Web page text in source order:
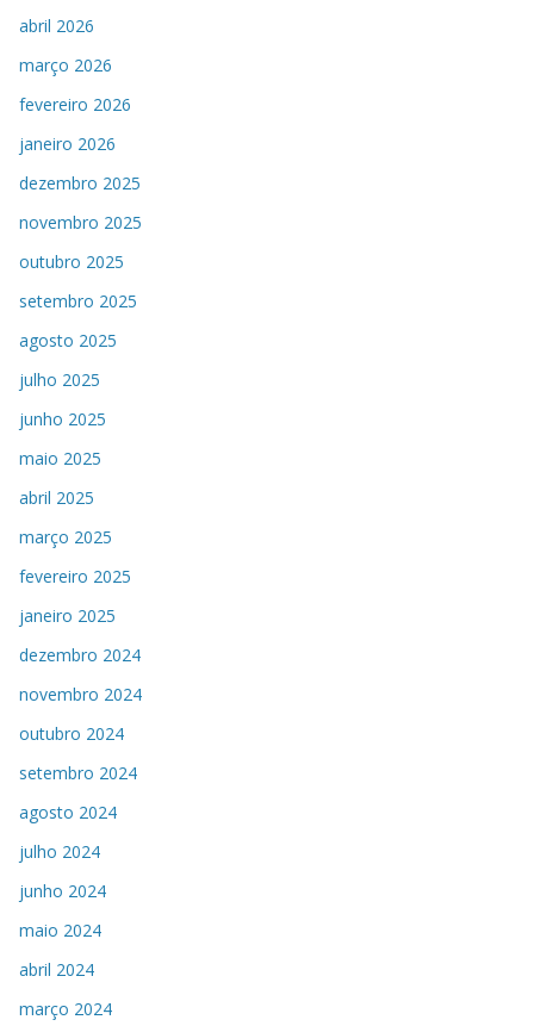
abril 2026
março 2026
fevereiro 2026
janeiro 2026
dezembro 2025
novembro 2025
outubro 2025
setembro 2025
agosto 2025
julho 2025
junho 2025
maio 2025
abril 2025
março 2025
fevereiro 2025
janeiro 2025
dezembro 2024
novembro 2024
outubro 2024
setembro 2024
agosto 2024
julho 2024
junho 2024
maio 2024
abril 2024
março 2024